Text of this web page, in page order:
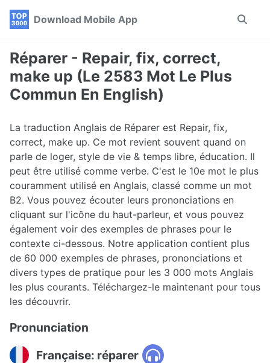
Skip
navigation
Skip
Skip
Download Mobile App
Toggle
Réparer - Repair, fix, correct,
make up (Le 2583 Mot Le Plus
Commun En English)
La traduction Anglais de Réparer est Repair, fix,
correct, make up. Ce mot revient souvent quand on
parle de loger, style de vie & temps libre, éducation. Il
peut être utilisé comme verbe. C'est le 10e mot le plus
couramment utilisé en Anglais, classé comme un mot
B2. Vous pouvez écouter leurs prononciations en
cliquant sur l'icône du haut-parleur, et vous pouvez
également voir des exemples de phrases pour le
contexte ci-dessous. Notre application contient plus
de 60 000 exemples de phrases, prononciations et
divers types de pratique pour les 3 000 mots Anglais
les plus courants. Téléchargez-le maintenant pour tous
les découvrir.
Pronunciation
Française: réparer